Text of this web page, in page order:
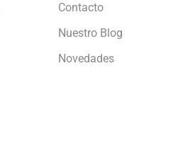
Contacto
Nuestro Blog
Novedades